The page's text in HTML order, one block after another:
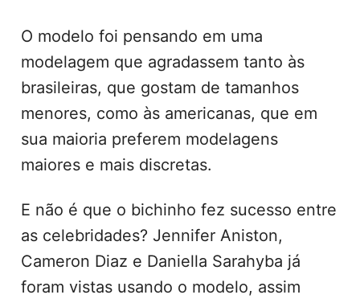
O modelo foi pensando em uma
modelagem que agradassem tanto às
brasileiras, que gostam de tamanhos
menores, como às americanas, que em
sua maioria preferem modelagens
maiores e mais discretas.
E não é que o bichinho fez sucesso entre
as celebridades? Jennifer Aniston,
Cameron Diaz e Daniella Sarahyba já
foram vistas usando o modelo, assim